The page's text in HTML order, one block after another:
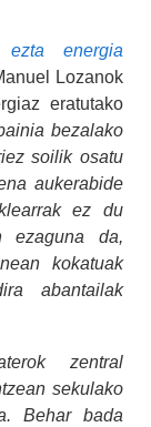
ezta energia
Lozanok
eratutako
bezalako
soilik osatu
aukerabide
ez du
ezaguna da,
kokatuak
abantailak
zentral
sekulako
Behar bada